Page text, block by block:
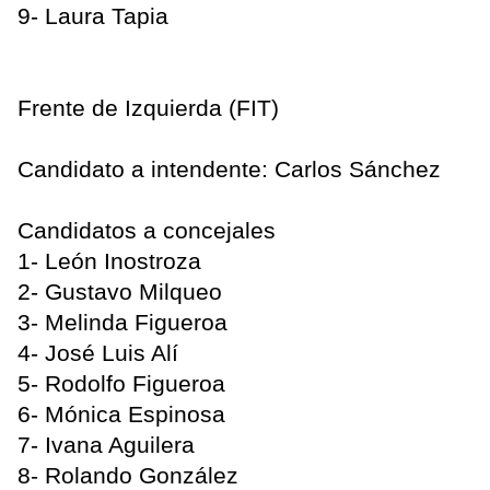
9- Laura Tapia
Frente de Izquierda (FIT)
Candidato a intendente: Carlos Sánchez
Candidatos a concejales
1- León Inostroza
2- Gustavo Milqueo
3- Melinda Figueroa
4- José Luis Alí
5- Rodolfo Figueroa
6- Mónica Espinosa
7- Ivana Aguilera
8- Rolando González